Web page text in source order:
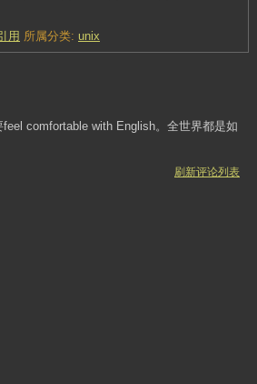
用 所属分类: unix
comfortable with English。全世界都是如
刷新评论列表